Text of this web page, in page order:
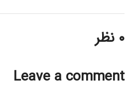
۰ نظر
Leave a comment